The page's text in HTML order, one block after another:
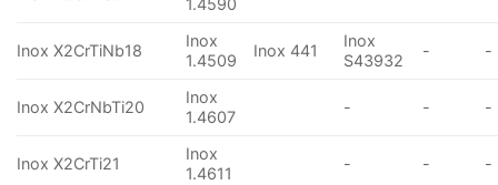
1.4590
Inox X2CrTiNb18
Inox
1.4509
Inox 441
Inox
S43932
- -
Inox X2CrNbTi20
Inox
1.4607
- - -
Inox X2CrTi21
Inox
1.4611
- - -